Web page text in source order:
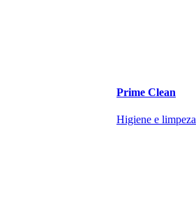
Prime Clean
Higiene e limpeza